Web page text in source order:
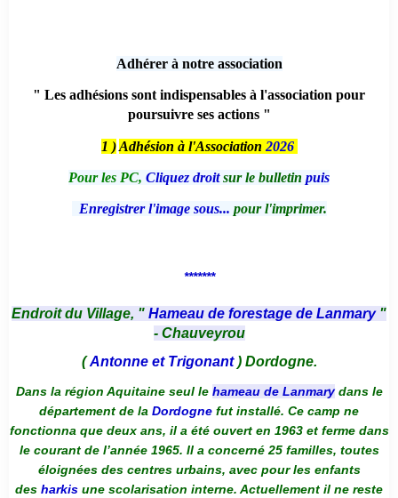
Adhérer à notre association
" Les adhésions sont indispensables à l'association pour
poursuivre ses actions "
1 ) Adhésion à l'Association 2026
Pour les PC, Cliquez droitsur le bulletin puis
Enregistrer l'image sous... pour l'imprimer.
*******
Endroit du Village, " Hameau de forestage de Lanmary "
- Chauveyrou
(Antonne et Trigonant) Dordogne.
Dans la région Aquitaine seul le hameau de Lanmarydans le
département de la Dordogne fut installé. Ce camp ne
fonctionna que deux ans, il a été ouvert en 1963 et ferme dans
le courant de l’année 1965. Il a concerné 25 familles, toutes
éloignées des centres urbains, avec pour les enfants
des harkis une scolarisation interne. Actuellement il ne reste